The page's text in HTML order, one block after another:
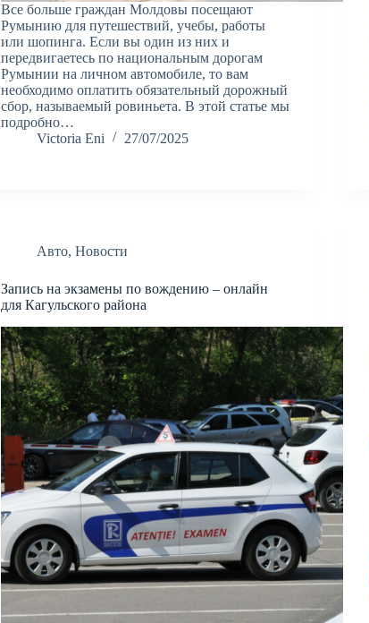
Все больше граждан Молдовы посещают
Румынию для путешествий, учебы, работы
или шопинга. Если вы один из них и
передвигаетесь по национальным дорогам
Румынии на личном автомобиле, то вам
необходимо оплатить обязательный дорожный
сбор, называемый ровиньета. В этой статье мы
подробно…
Victoria Eni
27/07/2025
Авто,Новости
Запись на экзамены по вождению – онлайн
для Кагульского района